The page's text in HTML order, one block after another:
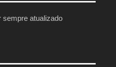
sempre atualizado